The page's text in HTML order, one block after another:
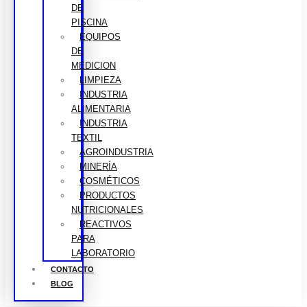
DE
PISCINA
EQUIPOS
DE
MEDICION
LIMPIEZA
INDUSTRIA
ALIMENTARIA
INDUSTRIA
TEXTIL
AGROINDUSTRIA
MINERÍA
COSMÉTICOS
PRODUCTOS
NUTRICIONALES
REACTIVOS
PARA
LABORATORIO
CONTACTO
BLOG